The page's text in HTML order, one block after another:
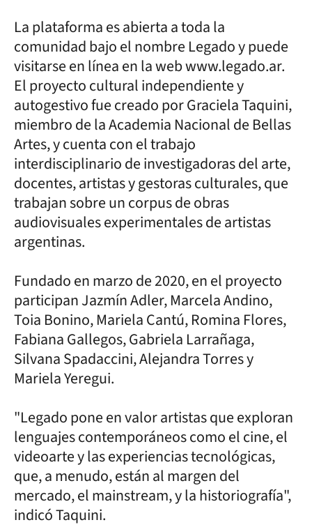
La plataforma es abierta a toda la
comunidad bajo el nombre Legado y puede
visitarse en línea en la web www.legado.ar.
El proyecto cultural independiente y
autogestivo fue creado por Graciela Taquini,
miembro de la Academia Nacional de Bellas
Artes, y cuenta con el trabajo
interdisciplinario de investigadoras del arte,
docentes, artistas y gestoras culturales, que
trabajan sobre un corpus de obras
audiovisuales experimentales de artistas
argentinas.
Fundado en marzo de 2020, en el proyecto
participan Jazmín Adler, Marcela Andino,
Toia Bonino, Mariela Cantú, Romina Flores,
Fabiana Gallegos, Gabriela Larrañaga,
Silvana Spadaccini, Alejandra Torres y
Mariela Yeregui.
"Legado pone en valor artistas que exploran
lenguajes contemporáneos como el cine, el
videoarte y las experiencias tecnológicas,
que, a menudo, están al margen del
mercado, el mainstream, y la historiografía",
indicó Taquini.